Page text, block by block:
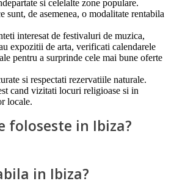
si celelalte zone populare.
sunt, de asemenea, o modalitate rentabila
interesat de festivaluri de muzica,
expozitii de arta, verificati calendarele
pentru a surprinde cele mai bune oferte
si respectati rezervatiile naturale.
cand vizitati locuri religioase si in
locale.
foloseste in Ibiza?
in Ibiza?